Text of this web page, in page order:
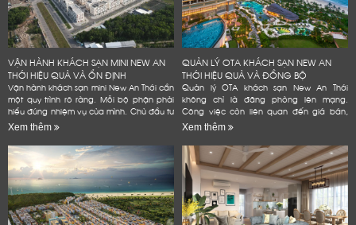
VẬN HÀNH KHÁCH SẠN MINI NEW AN
THỚI HIỆU QUẢ VÀ ỔN ĐỊNH
Vận hành khách sạn mini New An Thới cần
một quy trình rõ ràng. Mỗi bộ phận phải
hiểu đúng nhiệm vụ của mình. Chủ đầu tư
cũng cần kiểm soát phòng, giá bán và
Xem thêm
QUẢN LÝ OTA KHÁCH SẠN NEW AN
THỚI HIỆU QUẢ VÀ ĐỒNG BỘ
Quản lý OTA khách sạn New An Thới
không chỉ là đăng phòng lên mạng.
Công việc còn liên quan đến giá bán,
tồn phòng và đánh giá. Một quy trình rõ
Xem thêm